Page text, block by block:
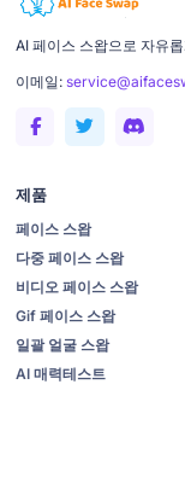
AI 페이스 스왑으로 자유
이메일:
제품
페이스 스왑
다중 페이스 스왑
비디오 페이스 스왑
Gif 페이스 스왑
일괄 얼굴 스왑
AI 매력테스트